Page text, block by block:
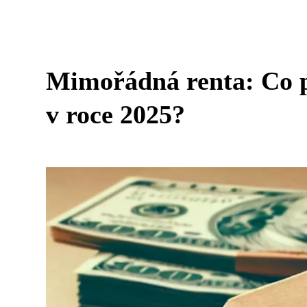
Mimořádná renta: Co
v roce 2025?